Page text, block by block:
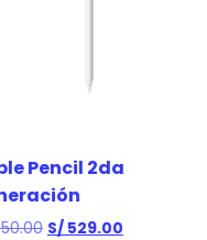
Pencil 2da
S/529.00